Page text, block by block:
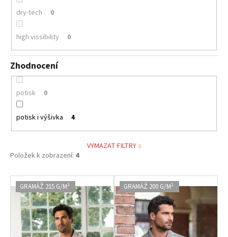
dry-tech 0
high vissibility 0
Zhodnocení
potisk 0
potisk i výšivka 4
VYMAZAT FILTRY
Položek k zobrazení: 4
V
ý GRAMÁŽ 215 G/M² GRAMÁŽ 200 G/M²